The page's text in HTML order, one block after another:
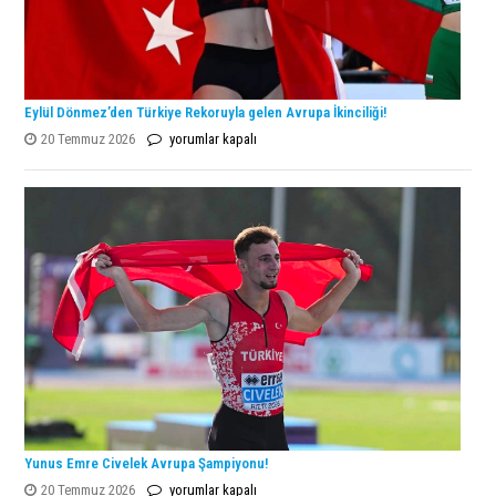
Eylül Dönmez’den Türkiye Rekoruyla gelen Avrupa İkinciliği!
20 Temmuz 2026
Eylül
Türkiye
gelen
Avrupa
İkinciliği!
yorumlar kapalı
Yunus Emre Civelek Avrupa Şampiyonu!
20 Temmuz 2026
Yunus
yorumlar kapalı